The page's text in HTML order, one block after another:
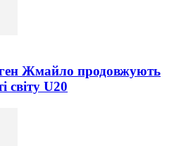
Жмайло продовжують
світу U20